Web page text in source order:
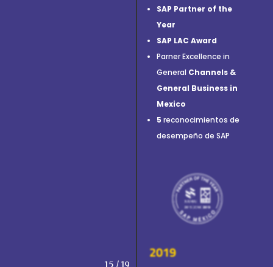
SAP Partner of the
Year
SAP LAC Award
Parner Excellence in
General Channels &
General Business in
Mexico
5 reconocimientos de
desempeño de SAP
2019
15 / 19